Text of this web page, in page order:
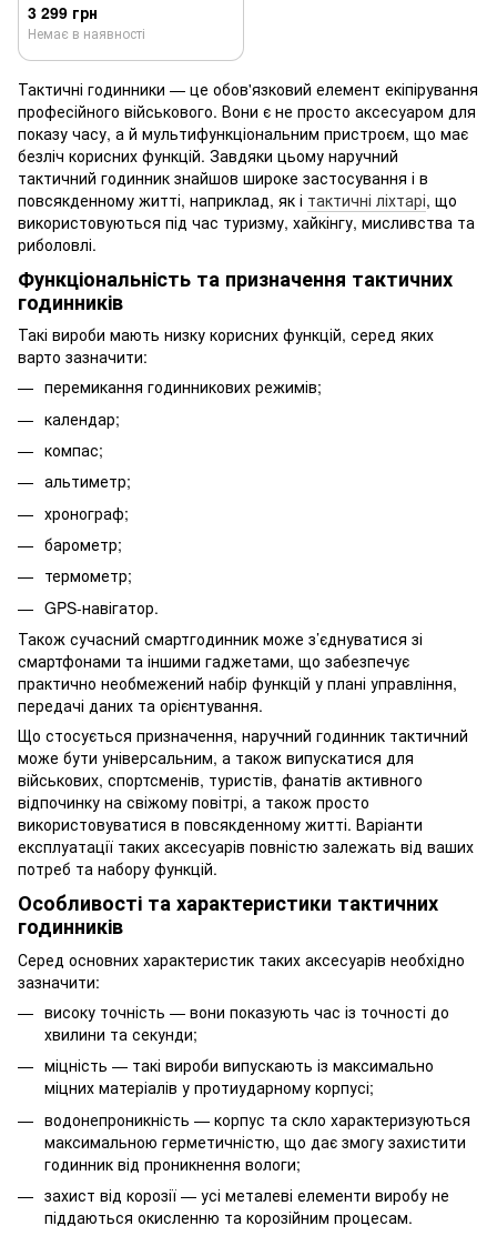
3 299 грн
Немає в наявності
Тактичні годинники — це обов'язковий елемент екіпірування
професійного військового. Вони є не просто аксесуаром для
показу часу, а й мультифункціональним пристроєм, що має
безліч корисних функцій. Завдяки цьому наручний
тактичний годинник знайшов широке застосування і в
повсякденному житті, наприклад, як і тактичні ліхтарі, що
використовуються під час туризму, хайкінгу, мисливства та
риболовлі.
Функціональність та призначення тактичних
годинників
Такі вироби мають низку корисних функцій, серед яких
варто зазначити:
перемикання годинникових режимів;
календар;
компас;
альтиметр;
хронограф;
барометр;
термометр;
GPS-навігатор.
Також сучасний смартгодинник може з’єднуватися зі
смартфонами та іншими гаджетами, що забезпечує
практично необмежений набір функцій у плані управління,
передачі даних та орієнтування.
Що стосується призначення, наручний годинник тактичний
може бути універсальним, а також випускатися для
військових, спортсменів, туристів, фанатів активного
відпочинку на свіжому повітрі, а також просто
використовуватися в повсякденному житті. Варіанти
експлуатації таких аксесуарів повністю залежать від ваших
потреб та набору функцій.
Особливості та характеристики тактичних
годинників
Серед основних характеристик таких аксесуарів необхідно
зазначити:
високу точність — вони показують час із точності до
хвилини та секунди;
міцність — такі вироби випускають із максимально
міцних матеріалів у протиударному корпусі;
водонепроникність — корпус та скло характеризуються
максимальною герметичністю, що дає змогу захистити
годинник від проникнення вологи;
захист від корозії — усі металеві елементи виробу не
піддаються окисленню та корозійним процесам.